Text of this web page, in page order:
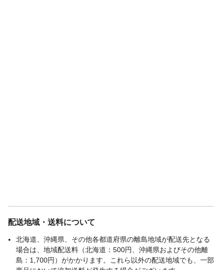
配送地域・送料について
北海道、沖縄県、その他各都道府県の離島地域が配送先となる
場合は、地域配送料（北海道：500円、沖縄県およびその他離
島：1,700円）がかかります。これら以外の配送地域でも、一部